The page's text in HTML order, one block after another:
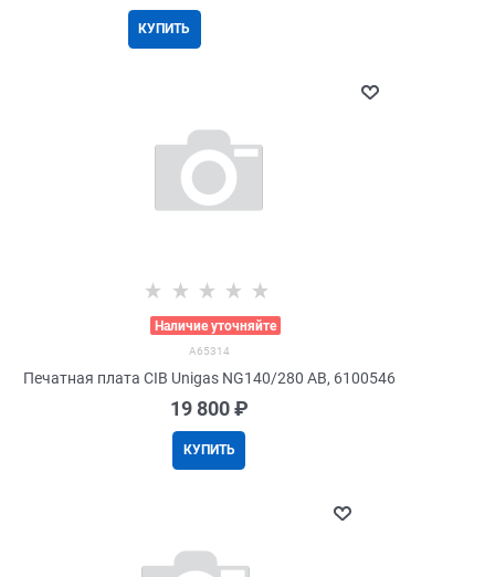
КУПИТЬ
Наличие уточняйте
A65314
Печатная плата CIB Unigas NG140/280 AB, 6100546
19 800 ₽
КУПИТЬ